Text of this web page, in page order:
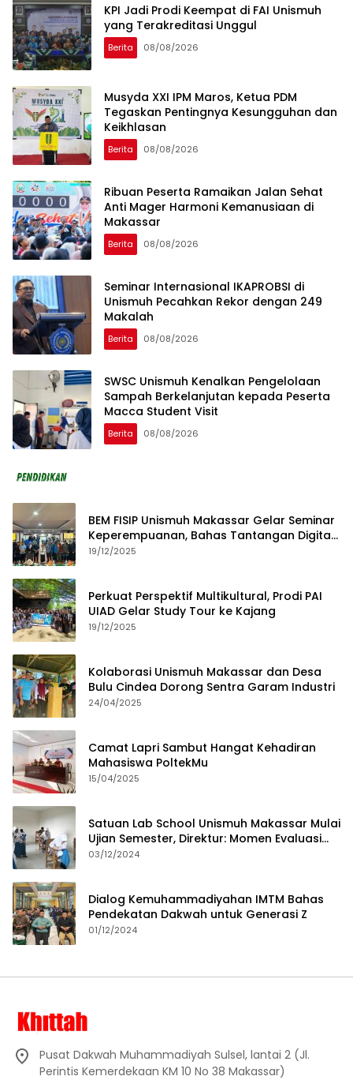
KPI Jadi Prodi Keempat di FAI Unismuh
yang Terakreditasi Unggul
Berita 08/08/2026
Musyda XXI IPM Maros, Ketua PDM
Tegaskan Pentingnya Kesungguhan dan
Keikhlasan
Berita 08/08/2026
Ribuan Peserta Ramaikan Jalan Sehat
Anti Mager Harmoni Kemanusiaan di
Makassar
Berita 08/08/2026
Seminar Internasional IKAPROBSI di
Unismuh Pecahkan Rekor dengan 249
Makalah
Berita 08/08/2026
SWSC Unismuh Kenalkan Pengelolaan
Sampah Berkelanjutan kepada Peserta
Macca Student Visit
Berita 08/08/2026
BEM FISIP Unismuh Makassar Gelar Seminar
Keperempuanan, Bahas Tantangan Digital
dan Budaya Lokal
19/12/2025
Perkuat Perspektif Multikultural, Prodi PAI
UIAD Gelar Study Tour ke Kajang
19/12/2025
Kolaborasi Unismuh Makassar dan Desa
Bulu Cindea Dorong Sentra Garam Industri
24/04/2025
Camat Lapri Sambut Hangat Kehadiran
Mahasiswa PoltekMu
15/04/2025
Satuan Lab School Unismuh Makassar Mulai
Ujian Semester, Direktur: Momen Evaluasi
Proses Pembelajaran
03/12/2024
Dialog Kemuhammadiyahan IMTM Bahas
Pendekatan Dakwah untuk Generasi Z
01/12/2024
Pusat Dakwah Muhammadiyah Sulsel, lantai 2 (Jl.
Perintis Kemerdekaan KM 10 No 38 Makassar)